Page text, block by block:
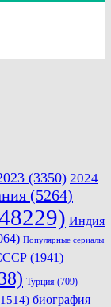
(3350) 2024
(5264)
Индия
Популярные сериалы
(1941)
Турция (709)
биография